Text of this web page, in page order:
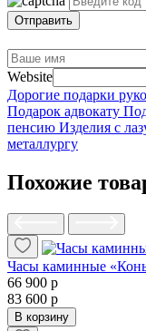
Отправить
Website
Дорогие подарки
Подарок адвокату
пенсию Изделия с
металлургу
Похожие
Часы каминные
66 900 р
83 600 р
В корзину